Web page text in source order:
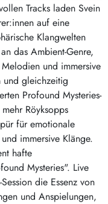
Tracks laden Svein
auf eine
Klangwelten
das Ambient-Genre,
und immersive
und gleichzeitig
Profound Mysteries-
Röyksopps
für emotionale
immersive Klänge.
hafte
Mysteries". Live
die Essenz von
und Anspielungen,